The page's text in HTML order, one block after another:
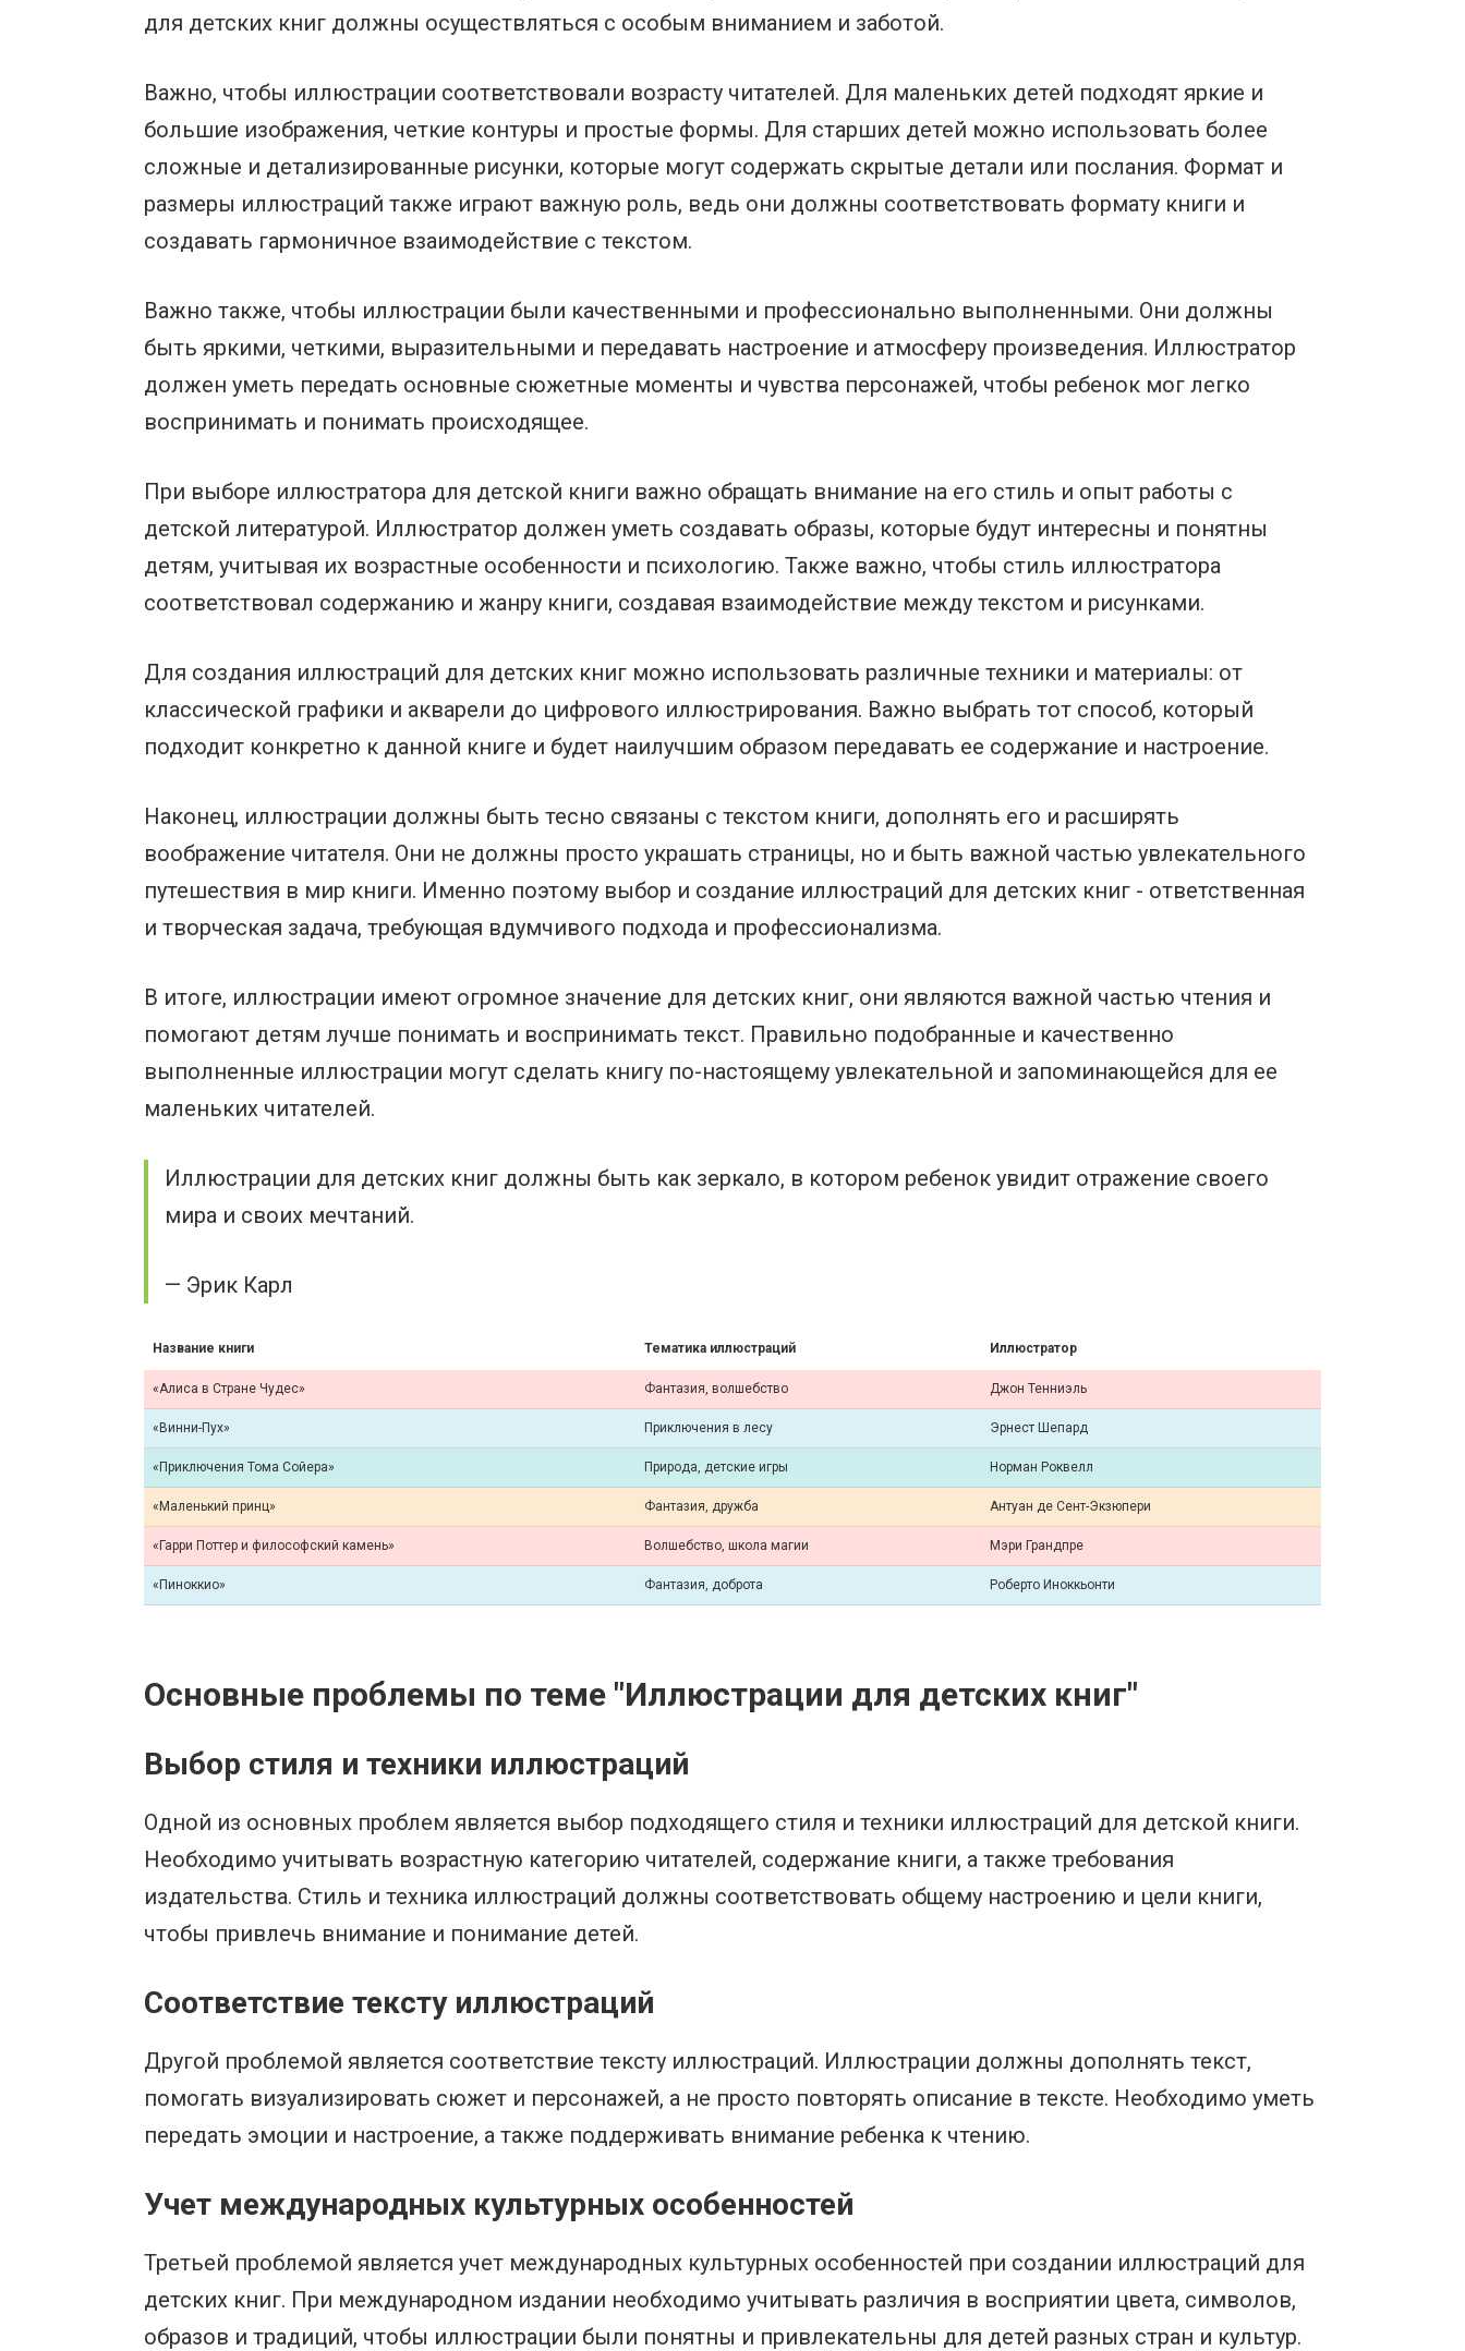
для детских книг должны осуществляться с особым вниманием и заботой.
Важно, чтобы иллюстрации соответствовали возрасту читателей. Для маленьких детей подходят яркие и
большие изображения, четкие контуры и простые формы. Для старших детей можно использовать более
сложные и детализированные рисунки, которые могут содержать скрытые детали или послания. Формат и
размеры иллюстраций также играют важную роль, ведь они должны соответствовать формату книги и
создавать гармоничное взаимодействие с текстом.
Важно также, чтобы иллюстрации были качественными и профессионально выполненными. Они должны
быть яркими, четкими, выразительными и передавать настроение и атмосферу произведения. Иллюстратор
должен уметь передать основные сюжетные моменты и чувства персонажей, чтобы ребенок мог легко
воспринимать и понимать происходящее.
При выборе иллюстратора для детской книги важно обращать внимание на его стиль и опыт работы с
детской литературой. Иллюстратор должен уметь создавать образы, которые будут интересны и понятны
детям, учитывая их возрастные особенности и психологию. Также важно, чтобы стиль иллюстратора
соответствовал содержанию и жанру книги, создавая взаимодействие между текстом и рисунками.
Для создания иллюстраций для детских книг можно использовать различные техники и материалы: от
классической графики и акварели до цифрового иллюстрирования. Важно выбрать тот способ, который
подходит конкретно к данной книге и будет наилучшим образом передавать ее содержание и настроение.
Наконец, иллюстрации должны быть тесно связаны с текстом книги, дополнять его и расширять
воображение читателя. Они не должны просто украшать страницы, но и быть важной частью увлекательного
путешествия в мир книги. Именно поэтому выбор и создание иллюстраций для детских книг - ответственная
и творческая задача, требующая вдумчивого подхода и профессионализма.
В итоге, иллюстрации имеют огромное значение для детских книг, они являются важной частью чтения и
помогают детям лучше понимать и воспринимать текст. Правильно подобранные и качественно
выполненные иллюстрации могут сделать книгу по-настоящему увлекательной и запоминающейся для ее
маленьких читателей.
Иллюстрации для детских книг должны быть как зеркало, в котором ребенок увидит отражение своего
мира и своих мечтаний.
— Эрик Карл
Название книги Тематика иллюстраций Иллюстратор
«Алиса в Стране Чудес» Фантазия, волшебство Джон Тенниэль
«Винни-Пух» Приключения в лесу Эрнест Шепард
«Приключения Тома Сойера» Природа, детские игры Норман Роквелл
«Маленький принц» Фантазия, дружба Антуан де Сент-Экзюпери
«Гарри Поттер и философский камень» Волшебство, школа магии Мэри Грандпре
«Пиноккио» Фантазия, доброта Роберто Иноккьонти
Основные проблемы по теме "Иллюстрации для детских книг"
Выбор стиля и техники иллюстраций
Одной из основных проблем является выбор подходящего стиля и техники иллюстраций для детской книги.
Необходимо учитывать возрастную категорию читателей, содержание книги, а также требования
издательства. Стиль и техника иллюстраций должны соответствовать общему настроению и цели книги,
чтобы привлечь внимание и понимание детей.
Соответствие тексту иллюстраций
Другой проблемой является соответствие тексту иллюстраций. Иллюстрации должны дополнять текст,
помогать визуализировать сюжет и персонажей, а не просто повторять описание в тексте. Необходимо уметь
передать эмоции и настроение, а также поддерживать внимание ребенка к чтению.
Учет международных культурных особенностей
Третьей проблемой является учет международных культурных особенностей при создании иллюстраций для
детских книг. При международном издании необходимо учитывать различия в восприятии цвета, символов,
образов и традиций, чтобы иллюстрации были понятны и привлекательны для детей разных стран и культур.